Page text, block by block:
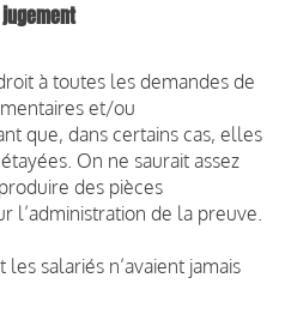
à toutes les demandes de
et/ou
que, dans certains cas, elles
On ne saurait assez
des pièces
l’administration de la preuve.
salariés n’avaient jamais